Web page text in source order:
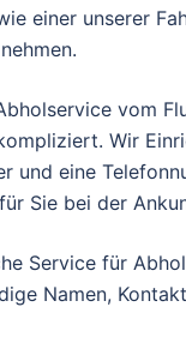
einer unserer
vom
Wir
und eine
Sie bei der
Service für
Namen,